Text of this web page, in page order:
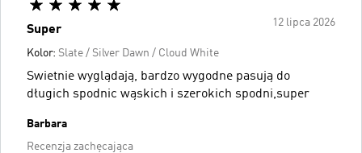
12 lipca 2026
Super
Kolor: Slate / Silver Dawn / Cloud White
Swietnie wyglądają, bardzo wygodne pasują do
długich spodnic wąskich i szerokich spodni,super
Barbara
Recenzja zachęcająca